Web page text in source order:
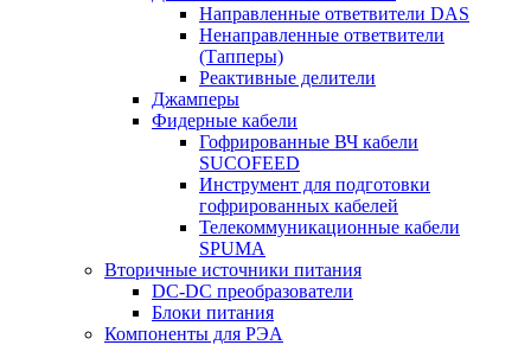
Направленные ответвители DAS
Ненаправленные ответвители
(Тапперы)
Реактивные делители
Джамперы
Фидерные кабели
Гофрированные ВЧ кабели
SUCOFEED
Инструмент для подготовки
гофрированных кабелей
Телекоммуникационные кабели
SPUMA
Вторичные источники питания
DC-DC преобразователи
Блоки питания
Компоненты для РЭА